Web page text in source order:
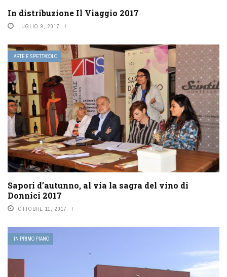
In distribuzione Il Viaggio 2017
LUGLIO 9, 2017
ARTE E SPETTACOLO
Sapori d’autunno, al via la sagra del vino di
Donnici 2017
OTTOBRE 11, 2017
IN PRIMO PIANO